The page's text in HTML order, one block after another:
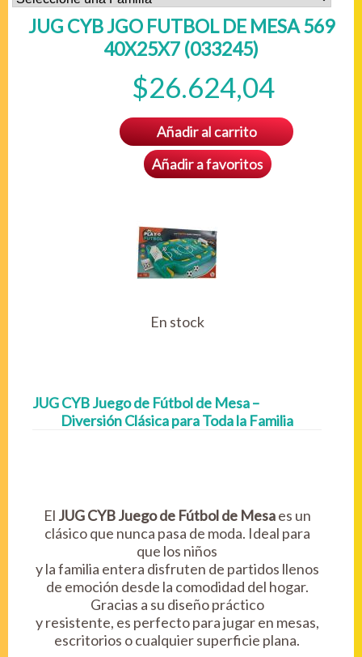
JUG CYB JGO FUTBOL DE MESA 569
40X25X7 (033245)
$26.624,04
Añadir al carrito
Añadir a favoritos
En stock
JUG CYB Juego de Fútbol de Mesa –
Diversión Clásica para Toda la Familia
El JUG CYB Juego de Fútbol de Mesaes un
clásico que nunca pasa de moda. Ideal para
que los niños
y la familia entera disfruten de partidos llenos
de emoción desde la comodidad del hogar.
Gracias a su diseño práctico
y resistente, es perfecto para jugar en mesas,
escritorios o cualquier superficie plana.